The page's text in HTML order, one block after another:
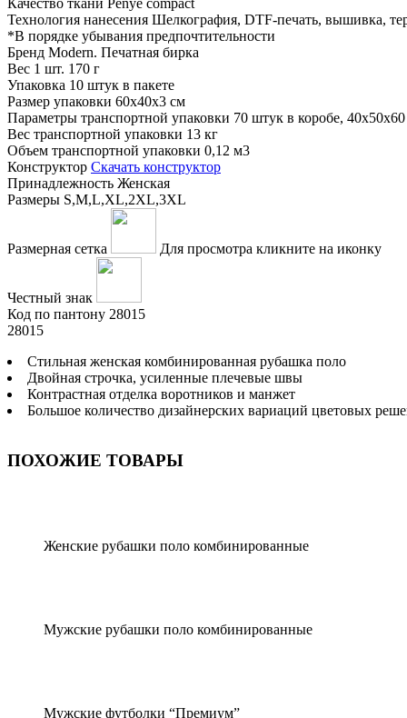
Качество ткани Penye compact
Технология нанесения Шелкография, DTF-печать, вышивка,
*В порядке убывания предпочтительности
Бренд Modern. Печатная бирка
Вес 1 шт. 170 г
Упаковка 10 штук в пакете
Размер упаковки 60x40x3 см
Параметры транспортной упаковки 70 штук в коробе,
Вес транспортной упаковки 13 кг
Объем транспортной упаковки 0,12 м3
Конструктор Скачать конструктор
Принадлежность Женская
Размеры S,M,L,XL,2XL,3XL
Размерная сетка Для просмотра кликните на иконку
Честный знак
Код по пантону 28015
28015
Стильная женская комбинированная рубашка поло
Двойная строчка, усиленные плечевые швы
Контрастная отделка воротников и манжет
Большое количество дизайнерских вариаций цветовых
ПОХОЖИЕ ТОВАРЫ
Женские рубашки поло комбинированные
Мужские рубашки поло комбинированные
Мужские футболки “Премиум”